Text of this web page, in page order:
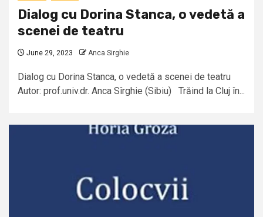
Dialog cu Dorina Stanca, o vedetă a
scenei de teatru
June 29, 2023 Anca Sirghie
Dialog cu Dorina Stanca, o vedetă a scenei de teatru
Autor: prof.univ.dr. Anca Sîrghie (Sibiu) Trăind la Cluj în...